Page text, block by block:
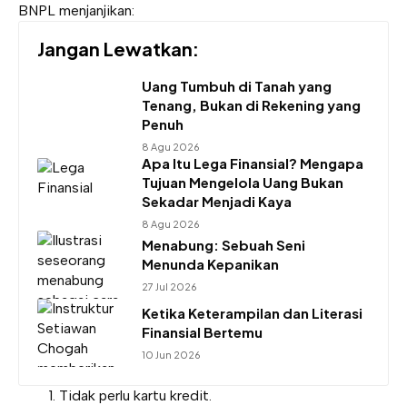
BNPL menjanjikan:
Jangan Lewatkan:
Uang Tumbuh di Tanah yang
Tenang, Bukan di Rekening yang
Penuh
8 Agu 2026
Apa Itu Lega Finansial? Mengapa
Tujuan Mengelola Uang Bukan
Sekadar Menjadi Kaya
8 Agu 2026
Menabung: Sebuah Seni
Menunda Kepanikan
27 Jul 2026
Ketika Keterampilan dan Literasi
Finansial Bertemu
10 Jun 2026
Tidak perlu kartu kredit.